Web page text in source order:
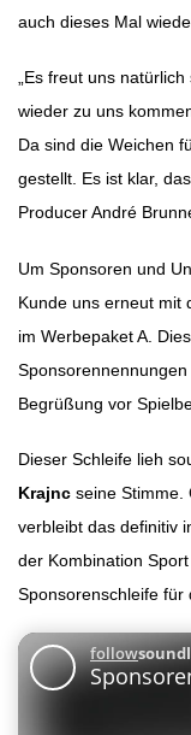
auch dieses Mal
„Es freut uns
wieder zu uns
Da sind die Weichen
gestellt. Es ist klar,
Producer André
Um Sponsoren und
Kunde uns erneut mit
im Werbepaket A.
Begrüßung vor
Dieser Schleife lieh
Krajnc seine Stimme.
verbleibt das definitiv
der Kombination
Sponsorenschleife für